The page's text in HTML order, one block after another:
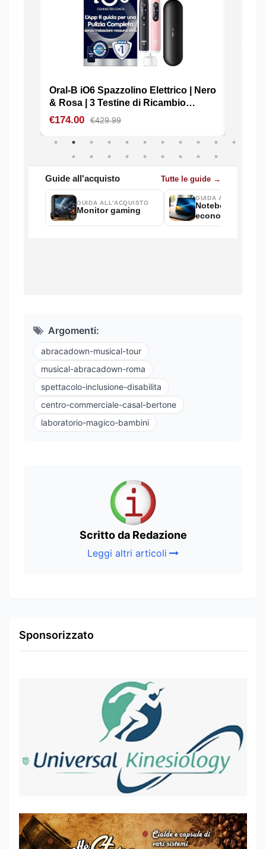
Argomenti:
abracadown-musical-tour
musical-abracadown-roma
spettacolo-inclusione-disabilita
centro-commerciale-casal-bertone
laboratorio-magico-bambini
Scritto da Redazione
Leggi altri articoli
Sponsorizzato